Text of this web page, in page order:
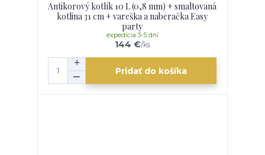
Antikorový kotlík 10 L (0,8 mm) + smaltovaná
kotlina 31 cm + vareška a naberačka Easy
party
144 €/ks
expedícia 3-5 dní
Pridať do košíka